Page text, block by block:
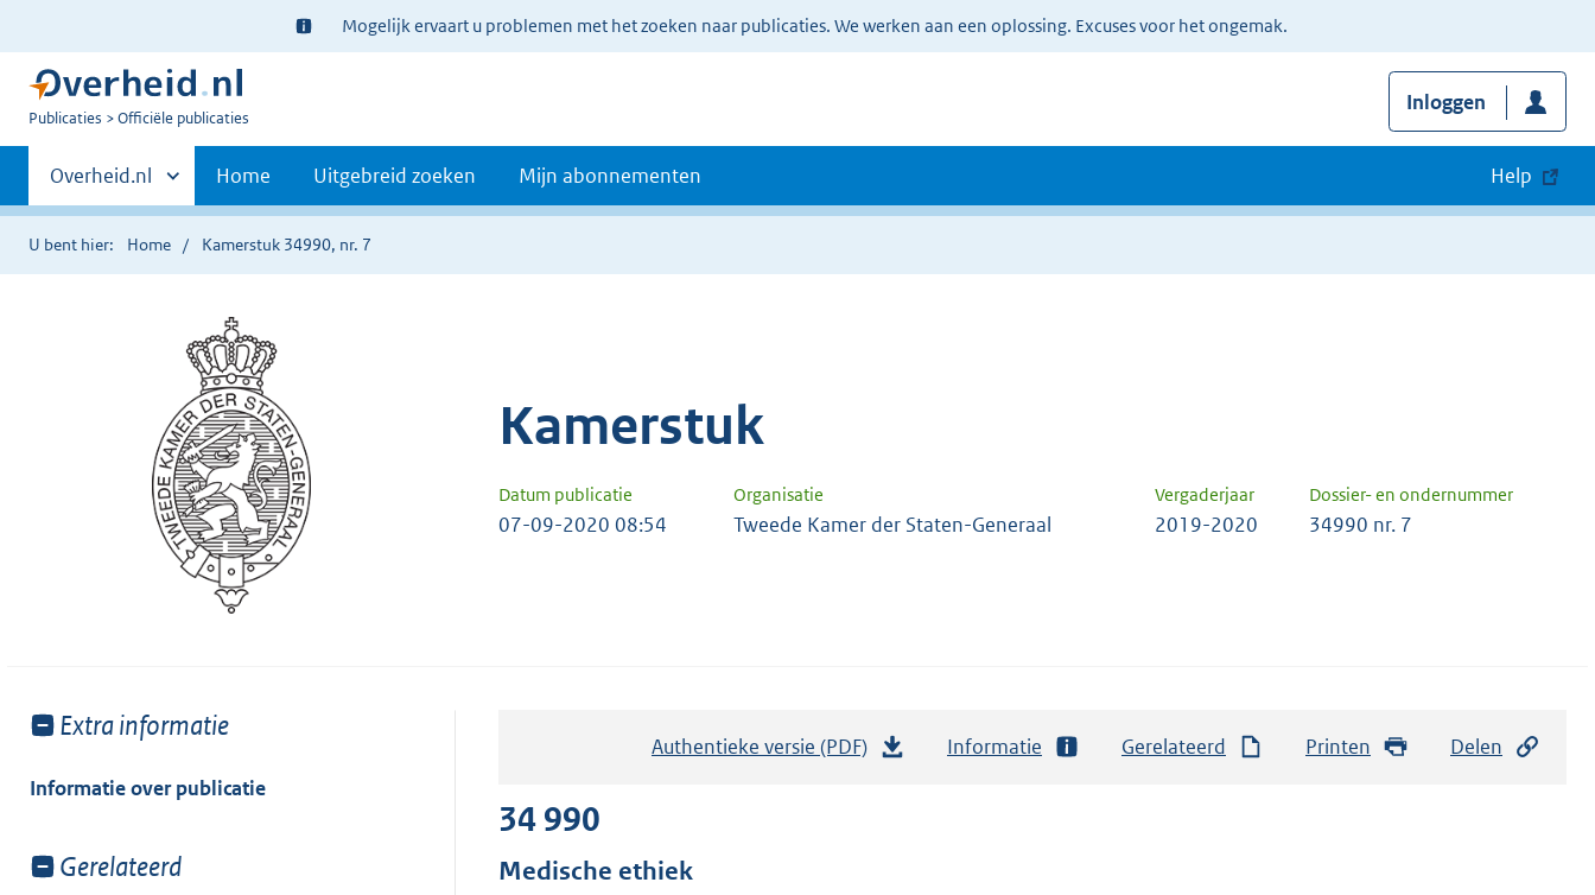
Ter
informatie:
Mogelijk ervaart u problemen met het zoeken naar publicaties. We werken aan een oplossing. Excuses voor het ongemak.
U
Publicaties Officiële publicaties
Inloggen
Primaire
navigatie
Andere
sites
binnen
Overheid.nl Home Uitgebreid zoeken Mijn abonnementen Help
U bent hier: Home Kamerstuk 34990, nr. 7
Kamerstuk
Datum publicatie Organisatie Vergaderjaar Dossier- en ondernummer
07-09-2020 08:54 Tweede Kamer der Staten-Generaal 2019-2020 34990 nr. 7
Toon
van:
Extra informatie
Informatie over publicatie
Toon
Gerelateerd
Authentieke versie (PDF) Informatie Gerelateerd Printen Delen
34 990
Medische ethiek